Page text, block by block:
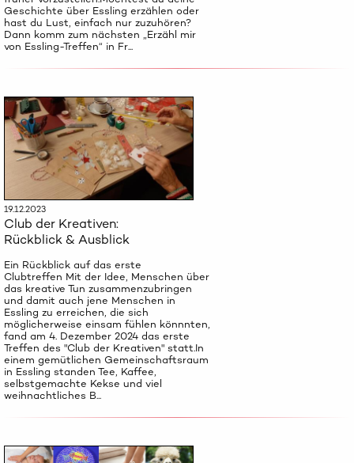
Geschichte über Essling erzählen oder
hast du Lust, einfach nur zuzuhören?
Dann komm zum nächsten „Erzähl mir
von Essling-Treffen“ in Fr...
19.12.2023
Club der Kreativen:
Rückblick & Ausblick
Ein Rückblick auf das erste
Clubtreffen Mit der Idee, Menschen über
das kreative Tun zusammenzubringen
und damit auch jene Menschen in
Essling zu erreichen, die sich
möglicherweise einsam fühlen könnnten,
fand am 4. Dezember 2024 das erste
Treffen des "Club der Kreativen" statt.In
einem gemütlichen Gemeinschaftsraum
in Essling standen Tee, Kaffee,
selbstgemachte Kekse und viel
weihnachtliches B...